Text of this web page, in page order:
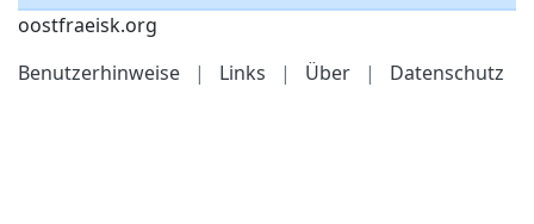
oostfraeisk.org
Benutzerhinweise
| Links | Über | Datenschutz